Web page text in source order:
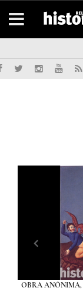
OBRA ANÓNIMA,